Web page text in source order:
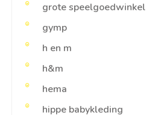
grote speelgoedwinkel
gymp
h en m
h&m
hema
hippe babykleding